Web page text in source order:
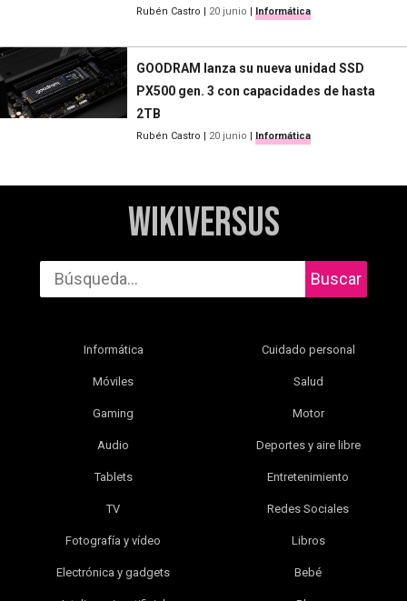
Rubén Castro | 20 junio | Informática
GOODRAM lanza su nueva unidad SSD
PX500 gen. 3 con capacidades de hasta
2TB
Rubén Castro | 20 junio | Informática
WikiVersus
Buscar
Informática
Móviles
Gaming
Audio
Tablets
TV
Fotografía y vídeo
Electrónica y gadgets
Cuidado personal
Salud
Motor
Deportes y aire libre
Entretenimiento
Redes Sociales
Libros
Bebé